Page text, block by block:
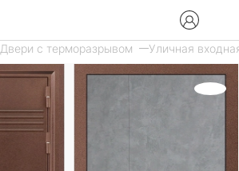
Двери с терморазрывом Уличная